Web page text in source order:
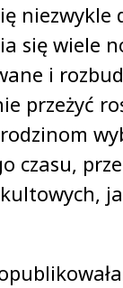
niezwykle
się wiele
i
przeżyć
czasu,